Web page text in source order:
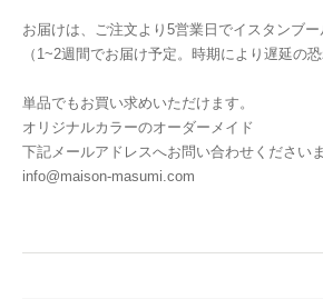
お届けは、ご注文より5営業日でイスタンブー
（1~2週間でお届け予定。時期により遅延の
単品でもお買い求めいただけます。
オリジナルカラーのオーダーメイド
下記メールアドレスへお問い合わせくださいま
info@maison-masumi.com